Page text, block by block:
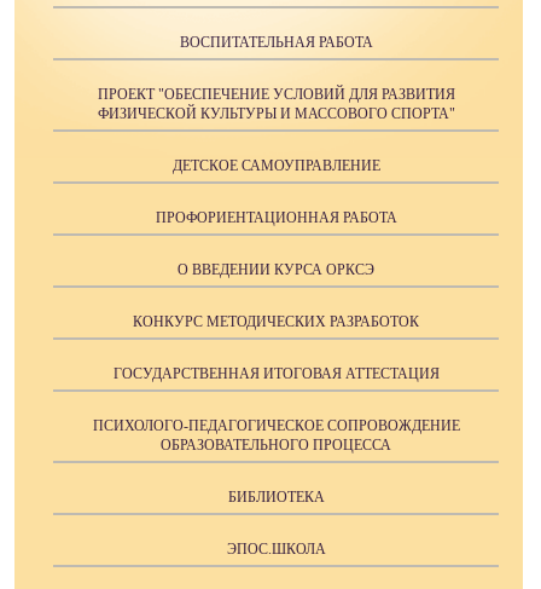
ВОСПИТАТЕЛЬНАЯ РАБОТА
ПРОЕКТ "ОБЕСПЕЧЕНИЕ УСЛОВИЙ ДЛЯ РАЗВИТИЯ
ФИЗИЧЕСКОЙ КУЛЬТУРЫ И МАССОВОГО СПОРТА"
ДЕТСКОЕ САМОУПРАВЛЕНИЕ
ПРОФОРИЕНТАЦИОННАЯ РАБОТА
О ВВЕДЕНИИ КУРСА ОРКСЭ
КОНКУРС МЕТОДИЧЕСКИХ РАЗРАБОТОК
ГОСУДАРСТВЕННАЯ ИТОГОВАЯ АТТЕСТАЦИЯ
ПСИХОЛОГО-ПЕДАГОГИЧЕСКОЕ СОПРОВОЖДЕНИЕ
ОБРАЗОВАТЕЛЬНОГО ПРОЦЕССА
БИБЛИОТЕКА
ЭПОС.ШКОЛА